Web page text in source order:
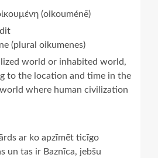
(oikouménē)
(plural oikumenes)
world or inhabited world,
to the location and time in the
where human civilization
ar ko apzīmēt ticīgo
un tas ir Baznīca, jebšu